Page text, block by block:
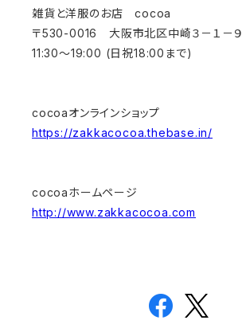
雑貨と洋服のお店 cocoa
〒530-0016 大阪市北区中崎３－１－９
11:30～19:00 (日祝18:00まで)
cocoaオンラインショップ
https://zakkacocoa.thebase.in/
cocoaホームページ
http://www.zakkacocoa.com